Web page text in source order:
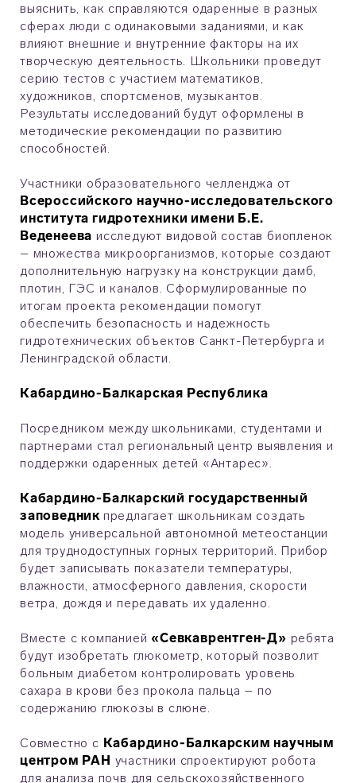
выяснить, как справляются одаренные в разных
сферах люди с одинаковыми заданиями, и как
влияют внешние и внутренние факторы на их
творческую деятельность. Школьники проведут
серию тестов с участием математиков,
художников, спортсменов, музыкантов.
Результаты исследований будут оформлены в
методические рекомендации по развитию
способностей.
Участники образовательного челленджа от
Всероссийского научно-исследовательского
института гидротехники имени Б.Е.
Веденеева исследуют видовой состав биопленок
– множества микроорганизмов, которые создают
дополнительную нагрузку на конструкции дамб,
плотин, ГЭС и каналов. Сформулированные по
итогам проекта рекомендации помогут
обеспечить безопасность и надежность
гидротехнических объектов Санкт-Петербурга и
Ленинградской области.
Кабардино-Балкарская Республика
Посредником между школьниками, студентами и
партнерами стал региональный центр выявления и
поддержки одаренных детей «Антарес».
Кабардино-Балкарский государственный
заповедник предлагает школьникам создать
модель универсальной автономной метеостанции
для труднодоступных горных территорий. Прибор
будет записывать показатели температуры,
влажности, атмосферного давления, скорости
ветра, дождя и передавать их удаленно.
Вместе с компанией «Севкаврентген-Д» ребята
будут изобретать глюкометр, который позволит
больным диабетом контролировать уровень
сахара в крови без прокола пальца – по
содержанию глюкозы в слюне.
Совместно с Кабардино-Балкарским научным
центром РАН участники спроектируют робота
для анализа почв для сельскохозяйственного